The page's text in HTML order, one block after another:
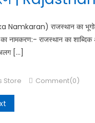
राजस्थान का भूगोल
राजस्थान का शाब्दिक
[…]
Store Comment(0)